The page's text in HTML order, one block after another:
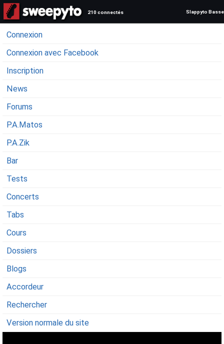
210 connectés Slappyto Basse
Connexion
Connexion avec Facebook
Inscription
News
Forums
P.A.Matos
P.A.Zik
Bar
Tests
Concerts
Tabs
Cours
Dossiers
Blogs
Accordeur
Rechercher
Version normale du site